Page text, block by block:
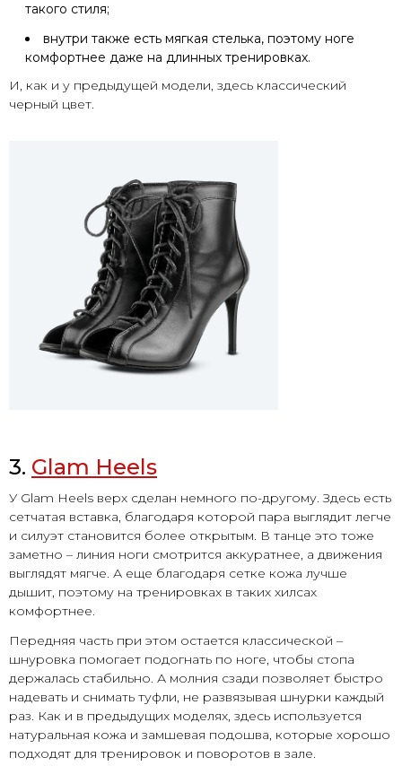
такого стиля;
внутри также есть мягкая стелька, поэтому ноге
комфортнее даже на длинных тренировках.
И, как и у предыдущей модели, здесь классический
черный цвет.
3. Glam Heels
У Glam Heels верх сделан немного по-другому. Здесь есть
сетчатая вставка, благодаря которой пара выглядит легче
и силуэт становится более открытым. В танце это тоже
заметно – линия ноги смотрится аккуратнее, а движения
выглядят мягче. А еще благодаря сетке кожа лучше
дышит, поэтому на тренировках в таких хилсах
комфортнее.
Передняя часть при этом остается классической –
шнуровка помогает подогнать по ноге, чтобы стопа
держалась стабильно. А молния сзади позволяет быстро
надевать и снимать туфли, не развязывая шнурки каждый
раз. Как и в предыдущих моделях, здесь используется
натуральная кожа и замшевая подошва, которые хорошо
подходят для тренировок и поворотов в зале.